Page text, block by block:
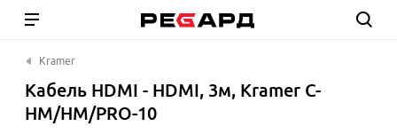
Kramer
Кабель HDMI - HDMI, 3м, Kramer C-
HM/HM/PRO-10